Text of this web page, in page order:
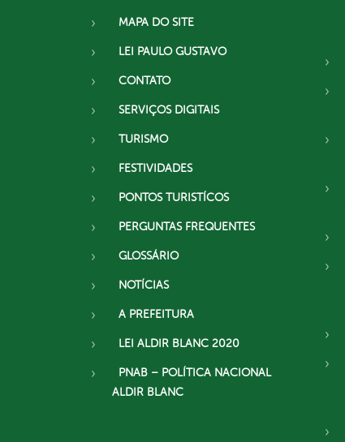
MAPA DO SITE
LEI PAULO GUSTAVO
CONTATO
SERVIÇOS DIGITAIS
TURISMO
FESTIVIDADES
PONTOS TURISTÍCOS
PERGUNTAS FREQUENTES
GLOSSÁRIO
NOTÍCIAS
A PREFEITURA
LEI ALDIR BLANC 2020
PNAB – POLÍTICA NACIONAL
ALDIR BLANC